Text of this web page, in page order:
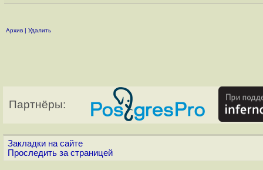
Архив | Удалить
Партнёры:
Закладки на сайте
Проследить за страницей